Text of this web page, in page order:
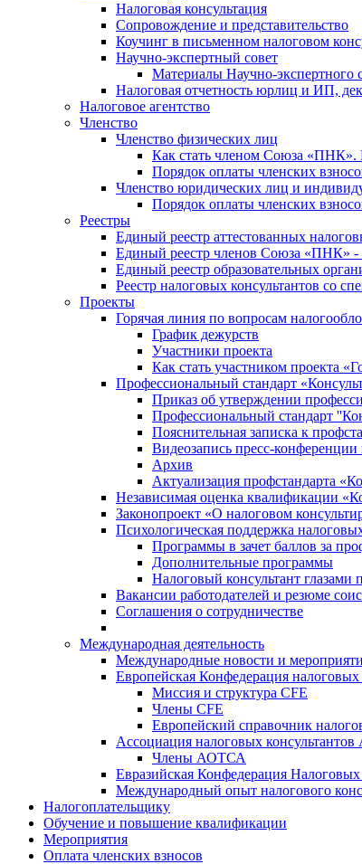
Налоговая консультация
Cопровождение и представительство
Коучинг в письменном налоговом
Научно-экспертный совет
Материалы Научно-экспертного
Налоговая отчетность юрлиц и ИП,
Налоговое агентство
Членство
Членство физических лиц
Как стать членом Союза «ПНК».
Порядок оплаты членских
Членство юридических лиц и
Порядок оплаты членских
Реестры
Единый реестр аттестованных
Единый реестр членов Союза «ПНК» -
Единый реестр образовательных
Реестр налоговых консультантов со
Проекты
Горячая линия по вопросам
График дежурств
Участники проекта
Как стать участником проекта
Профессиональный стандарт
Приказ об утверждении
Профессиональный стандарт
Пояснительная записка к
Видеозапись пресс-
Архив
Актуализация профстандарта
Независимая оценка квалификации
Законопроект «О налоговом
Психологическая поддержка
Программы в зачет баллов за
Дополнительные программы
Налоговый консультант глазами
Вакансии работодателей и резюме
Соглашения о сотрудничестве
Международная деятельность
Международные новости и
Европейская Конфедерация налоговых
Миссия и структура CFE
Члены CFE
Европейский справочник
Ассоциация налоговых
Члены АОТСА
Евразийская Конфедерация Налоговых
Международный опыт налогового
Налогоплательщику
Обучение и повышение квалификации
Мероприятия
Оплата членских взносов